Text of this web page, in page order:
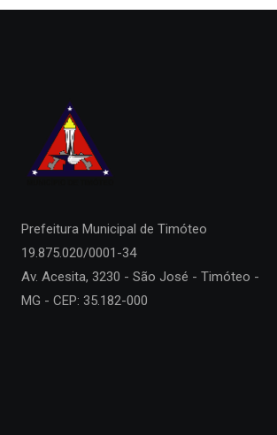
Prefeitura Municipal de Timóteo
19.875.020/0001-34
Av. Acesita, 3230 - São José - Timóteo -
MG - CEP: 35.182-000